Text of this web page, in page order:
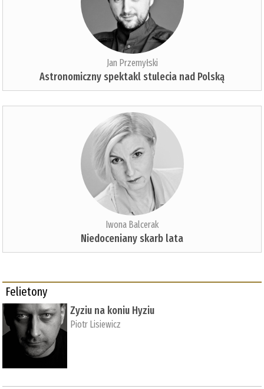
Jan Przemyłski
Astronomiczny spektakl stulecia nad Polską
Iwona Balcerak
Niedoceniany skarb lata
Felietony
Zyziu na koniu Hyziu
Piotr Lisiewicz